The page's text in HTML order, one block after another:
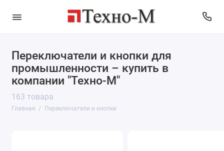
Переключатели и кнопки для
промышленности – купить в
компании "Техно-М"
163 товара
Главная Переключатели и кнопки
Кнопочные выключатели
Селекторные переключатели
Селекторные переключатели с ключом